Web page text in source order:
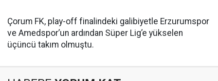
Çorum FK, play-off finalindeki galibiyetle Erzurumspor
ve Amedspor’un ardından Süper Lig’e yükselen
üçüncü takım olmuştu.